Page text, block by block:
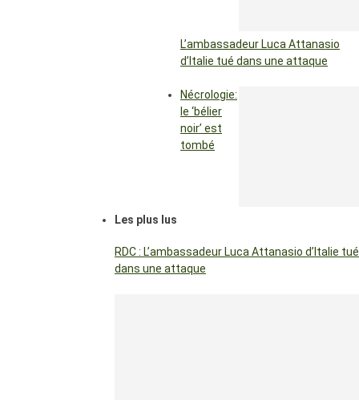
L’ambassadeur Luca Attanasio
d’Italie tué dans une attaque
Nécrologie:
le ‘bélier
noir’ est
tombé
Les plus lus
RDC : L’ambassadeur Luca Attanasio d’Italie tué
dans une attaque